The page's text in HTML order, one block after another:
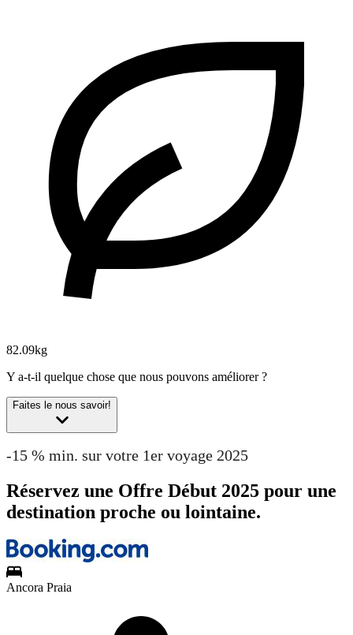
82.09kg
Y a-t-il quelque chose que nous pouvons améliorer ?
Faites le nous savoir!
-15 % min. sur votre 1er voyage 2025
Réservez une Offre Début 2025 pour une
destination proche ou lointaine.
Ancora Praia